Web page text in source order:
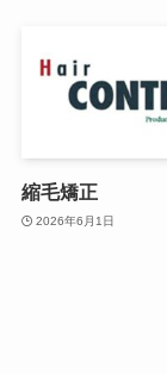
縮毛矯正
2026年6月1日